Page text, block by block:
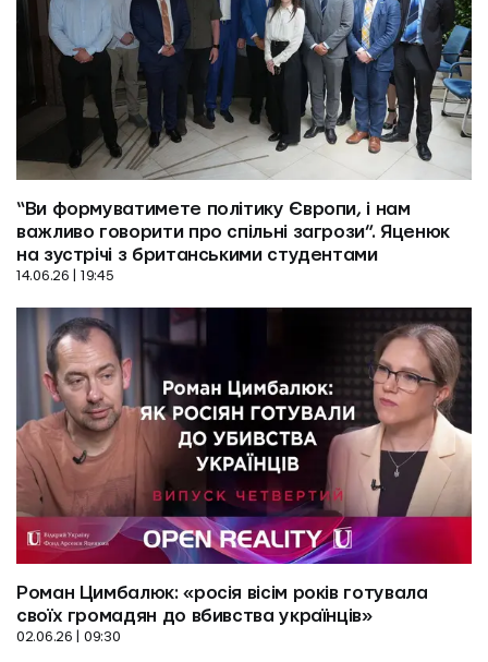
“Ви формуватимете політику Європи, і нам
важливо говорити про спільні загрози”. Яценюк
на зустрічі з британськими студентами
14.06.26 | 19:45
Роман Цимбалюк: «росія вісім років готувала
своїх громадян до вбивства українців»
02.06.26 | 09:30